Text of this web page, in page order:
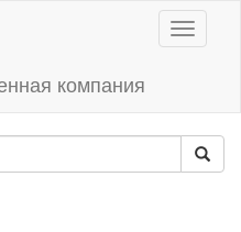
Toggle